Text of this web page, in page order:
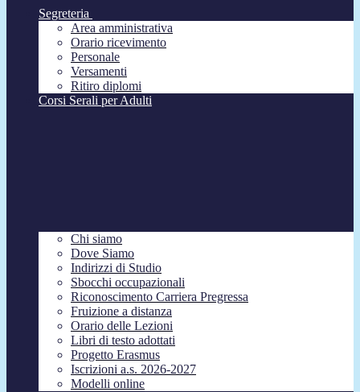
Segreteria
Area amministrativa
Orario ricevimento
Personale
Versamenti
Ritiro diplomi
Corsi Serali per Adulti
Chi siamo
Dove Siamo
Indirizzi di Studio
Sbocchi occupazionali
Riconoscimento Carriera Pregressa
Fruizione a distanza
Orario delle Lezioni
Libri di testo adottati
Progetto Erasmus
Iscrizioni a.s. 2026-2027
Modelli online